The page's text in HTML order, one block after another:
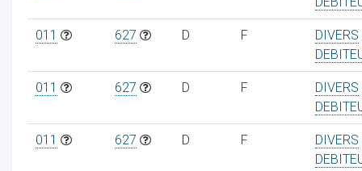
011 627 D F
DIVERS
011 627 D F
DIVERS
011 627 D F
DIVERS